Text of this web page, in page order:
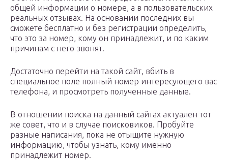
общей информации о номере, а в пользовательских
реальных отзывах. На основании последних вы
сможете бесплатно и без регистрации определить,
что это за номер, кому он принадлежит, и по каким
причинам с него звонят.
Достаточно перейти на такой сайт, вбить в
специальное поле полный номер интересующего вас
телефона, и просмотреть полученные данные.
В отношении поиска на данный сайтах актуален тот
же совет, что и в случае поисковиков. Пробуйте
разные написания, пока не отыщите нужную
информацию, чтобы узнать, кому именно
принадлежит номер.